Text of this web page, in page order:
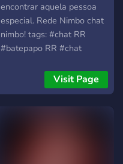
encontrar aquela pessoa
especial. Rede Nimbo chat
nimbo! tags: #chat RR
#batepapo RR #chat
Roraima #chat Roraima
#amizade estado de
Roraima #namoro Roraima
Visit Page